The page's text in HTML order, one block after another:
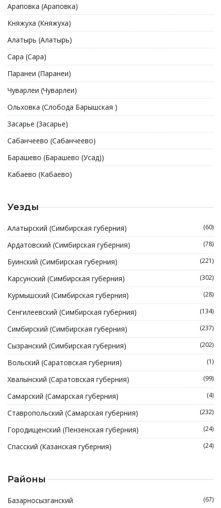
Араповка (Араповка)
Княжуха (Княжуха)
Алатырь (Алатырь)
Сара (Сара)
Паранеи (Паранеи)
Чуварлеи (Чуварлеи)
Ольховка (Слобода Барышская )
Засарье (3асарье)
Сабанчеево (Сабанчеево)
Барашево (Барашево (Усад))
Кабаево (Кабаево)
Уезды
Алатырский (Симбирская губерния) (60)
Ардатовский (Симбирская губерния) (78)
Буинский (Симбирская губерния) (221)
Карсунский (Симбирская губерния) (302)
Курмышский (Симбирская губерния) (28)
Сенгилеевский (Симбирская губерния) (134)
Симбирский (Симбирская губерния) (237)
Сызранский (Симбирская губерния) (202)
Вольский (Саратовская губерния) (1)
Хвалынский (Саратовская губерния) (99)
Самарский (Самарская губерния) (4)
Ставропольский (Самарская губерния) (232)
Городищенский (Пензенская губерния) (24)
Спасский (Казанская губерния) (24)
Районы
Базарносызганский (67)